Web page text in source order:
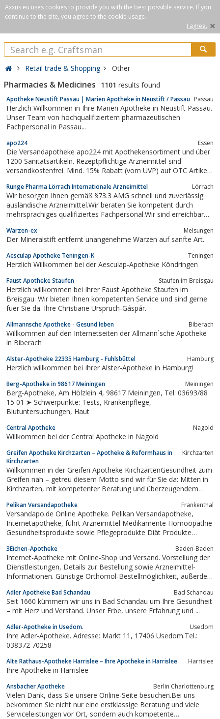
Axxus.eu uses cookies to provide you with the best possible service. If you
continue to the site, you agree to the cookie usage.
I agree. ×
Retail trade & Shopping Other
Pharmacies & Medicines 1101 results found
Apotheke Neustift Passau | Marien Apotheke in Neustift / Passau Passau
Herzlich Willkommen in Ihre Marien Apotheke in Neustift Passau.
Unser Team von hochqualifiziertem pharmazeutischen
Fachpersonal in Passau...
apo224 Essen
Die Versandapotheke apo224 mit Apothekensortiment und über
1200 Sanitätsartikeln. Rezeptpflichtige Arzneimittel sind
versandkostenfrei. Mind. 15% Rabatt (vom UVP) auf OTC Artikel
geprüft. Ab 35€ versandkostenfrei.
Runge Pharma Lörrach Internationale Arzneimittel Lörrach
Wir besorgen Ihnen gemäß §73.3 AMG schnell und zuverlässig
ausländische Arzneimittel.Wir beraten Sie kompetent durch
mehrsprachiges qualifiziertes Fachpersonal.Wir sind erreichbar
/ 30 31 32 34 oder auch per Fax 0800 / 30 31 32 33.Unser Call-
Center ist für Sie...
Warzen-ex Melsungen
Der Mineralstift entfernt unangenehme Warzen auf sanfte Art.
Aesculap Apotheke Teningen-K Teningen
Herzlich Willkommen bei der Aesculap-Apotheke Köndringen
Faust Apotheke Staufen Staufen im Breisgau
Herzlich willkommen bei Ihrer Faust Apotheke Staufen im
Breisgau. Wir bieten Ihnen kompetenten Service und sind gerne
fuer Sie da. Ihre Christiane Urspruch-Gáspár.
Allmannsche Apotheke - Gesund leben Biberach
Willkommen auf den Internetseiten der Allmann`sche Apotheke
in Biberach
Alster-Apotheke 22335 Hamburg - Fuhlsbüttel Hamburg
Herzlich willkommen bei Ihrer Alster-Apotheke in Hamburg!
Berg-Apotheke in 98617 Meiningen Meiningen
Berg-Apotheke, Am Hölzlein 4, 98617 Meiningen, Tel: 03693/88
15 01 ➤ Schwerpunkte: Tests, Krankenpflege,
Blutuntersuchungen, Haut
Central Apotheke Nagold
Willkommen bei der Central Apotheke in Nagold
Greifen Apotheke Kirchzarten – Apotheke & Reformhaus in
Kirchzarten
Kirchzarten
Willkommen in der Greifen Apotheke KirchzartenGesundheit zum
Greifen nah – getreu diesem Motto sind wir für Sie da: Mitten in
Kirchzarten, mit kompetenter Beratung und überzeugendem
dass es Ihnen gut geht.Vertrauen, Kompetenz, ErfahrungDie...
Pelikan Versandapotheke Frankenthal
Versandapo.de Online Apotheke. Pelikan Versandapotheke,
Internetapotheke, führt Arzneimittel Medikamente Homöopathie
Gesundheitsprodukte sowie Pflegeprodukte Diät Produkte
medizinische Hilfsmittel wie Blutzuckermessgeräte Cholesterin-
Messgeräte Fieberthermometer online bestellt...
3Eichen-Apotheke Baden-Baden
Internet-Apotheke mit Online-Shop und Versand. Vorstellung der
Dienstleistungen, Details zur Bestellung sowie Arzneimittel-
Informationen. Günstige Orthomol-Bestellmöglichkeit, außerdem
Adler Apotheke Bad Schandau Bad Schandau
Seit 1660 kümmern wir uns in Bad Schandau um Ihre Gesundheit
– mit Herz und Verstand. Unser Erbe, unsere Erfahrung und ...
Adler-Apotheke in Usedom. Usedom
Ihre Adler-Apotheke. Adresse: Markt 11, 17406 Usedom.Tel.:
038372 70258
Alte Rathaus-Apotheke Harrislee – Ihre Apotheke in Harrislee Harrislee
Ihre Apotheke in Harrislee
Ansbacher Apotheke Berlin Charlottenburg
Vielen Dank, dass Sie unsere Online-Seite besuchen.Bei uns
bekommen Sie nicht nur eine erstklassige Beratung und viele
Serviceleistungen vor Ort, sondern auch kompetente